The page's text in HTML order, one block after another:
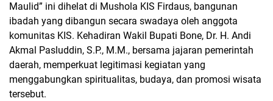
Maulid” ini dihelat di Mushola KIS Firdaus, bangunan
ibadah yang dibangun secara swadaya oleh anggota
komunitas KIS. Kehadiran Wakil Bupati Bone, Dr. H. Andi
Akmal Pasluddin, S.P., M.M., bersama jajaran pemerintah
daerah, memperkuat legitimasi kegiatan yang
menggabungkan spiritualitas, budaya, dan promosi wisata
tersebut.